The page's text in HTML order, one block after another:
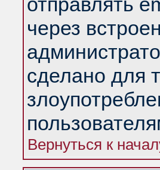
через
сделано для
Вернуться к